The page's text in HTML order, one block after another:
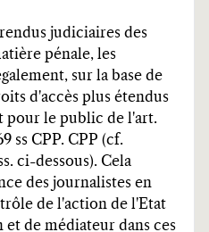
judiciaires des
pénale, les
sur la base de
d'accès plus étendus
pour le public de l'art.
ss CPP. CPP (cf.
ci-dessous). Cela
des journalistes en
de l'action de l'Etat
de médiateur dans ces